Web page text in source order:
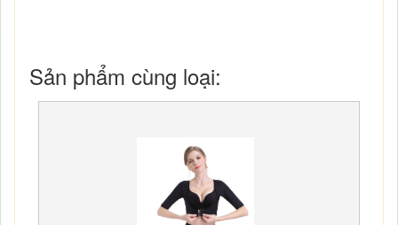
Sản phẩm cùng loại: